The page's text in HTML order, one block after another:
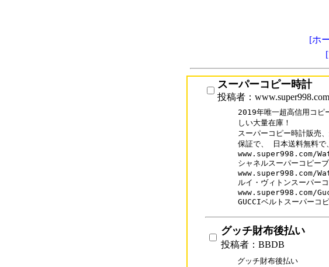
[ホ
スーパーコピー時計
投稿者：www.super998.com
2019年唯一超高信用コ
しい大量在庫！
スーパーコピー時計販売
保証で、 日本送料無料で
www.super998.com/
シャネルスーパーコピー
www.super998.com/
ルイ・ヴィトンスーパー
www.super998.com/
GUCCIベルトスーパーコ
グッチ財布後払い
投稿者：BBDB
グッチ財布後払い